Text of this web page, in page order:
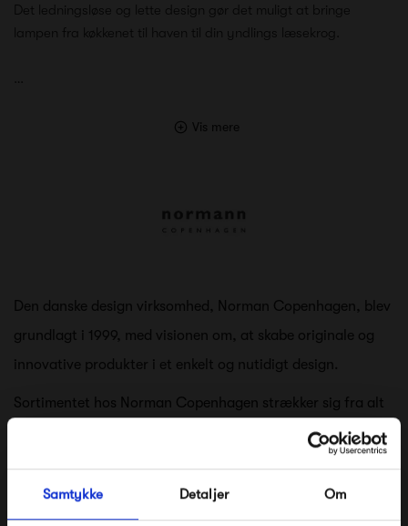
Samtykke Detaljer Om
Det ledningsløse og lette design gør det muligt at bringe
lampen fra køkkenet til haven til din yndlings læsekrog.
…
Vis mere
Den danske design virksomhed, Norman Copenhagen, blev
grundlagt i 1999, med visionen om, at skabe originale og
innovative produkter i et enkelt og nutidigt design.
Sortimentet hos Norman Copenhagen strækker sig fra alt
til sofaer til vaser - et sortiment præget af nytænkning og
ønsket om at skubbe til de normative ideer indenfor
indretning.